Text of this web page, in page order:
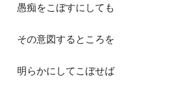
愚痴をこぼすにしても
その意図するところを
明らかにしてこぼせば